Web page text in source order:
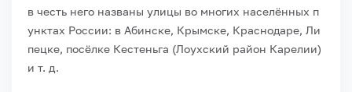
в честь него названы улицы во многих населённых п
унктах России: в Абинске, Крымске, Краснодаре, Ли
пецке, посёлке Кестеньга (Лоухский район Карелии)
и т. д.